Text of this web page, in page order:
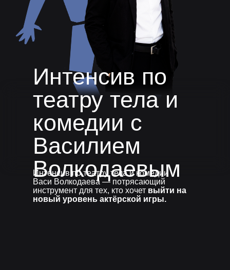
Интенсив по
театру тела и
комедии с
Василием
Волкодаевым
Интенсив по театру тела и комедии
Васи Волкодаева — потрясающий
инструмент для тех, кто хочет выйти на
новый уровень актёрской игры.